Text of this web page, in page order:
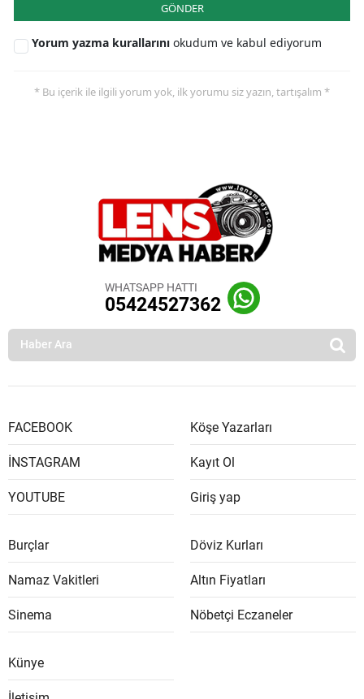
GÖNDER
Yorum yazma kurallarını okudum ve kabul ediyorum
* Bu içerik ile ilgili yorum yok, ilk yorumu siz yazın, tartışalım *
WHATSAPP HATTI
05424527362
FACEBOOK
İNSTAGRAM
YOUTUBE
Köşe Yazarları
Kayıt Ol
Giriş yap
Burçlar
Namaz Vakitleri
Sinema
Döviz Kurları
Altın Fiyatları
Nöbetçi Eczaneler
Künye